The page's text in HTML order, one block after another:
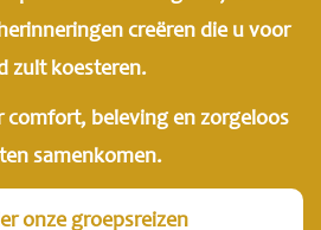
creëren die u voor
zult koesteren.
comfort, beleving en zorgeloos
samenkomen.
onze groepsreizen